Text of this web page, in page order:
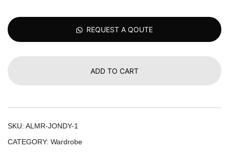
REQUEST A QOUTE
ADD TO CART
SKU: ALMR-JONDY-1
CATEGORY: Wardrobe